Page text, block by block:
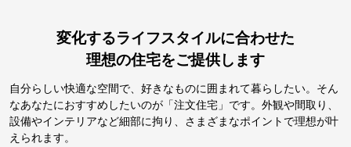
変化するライフスタイルに合わせた
理想の住宅をご提供します
自分らしい快適な空間で、好きなものに囲まれて暮らしたい。そん
なあなたにおすすめしたいのが「注文住宅」です。外観や間取り、
設備やインテリアなど細部に拘り、さまざまなポイントで理想が叶
えられます。